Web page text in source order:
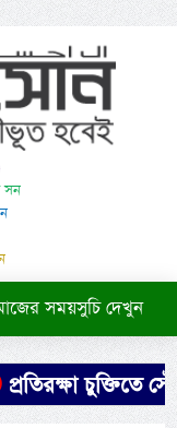
সন
সময়সুচি দেখুন
চুক্তিতে